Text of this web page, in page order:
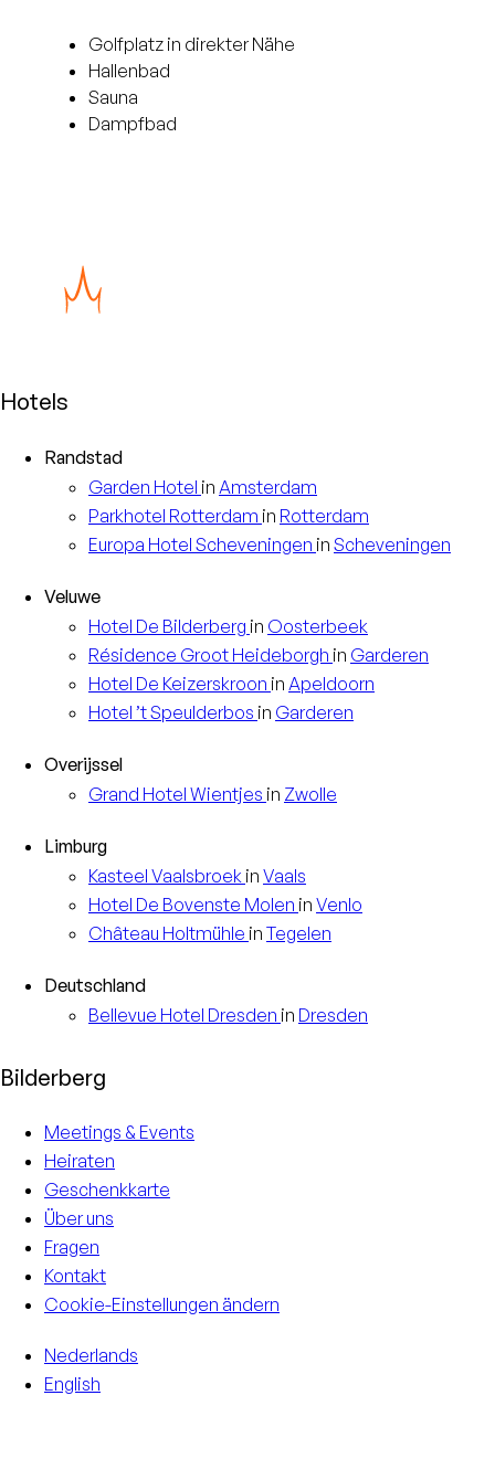
Golfplatz in direkter Nähe
Hallenbad
Sauna
Dampfbad
Hotels
Randstad
Garden Hotel in Amsterdam
Parkhotel Rotterdam in Rotterdam
Europa Hotel Scheveningen in Scheveningen
Veluwe
Hotel De Bilderberg in Oosterbeek
Résidence Groot Heideborgh in Garderen
Hotel De Keizerskroon in Apeldoorn
Hotel ’t Speulderbos in Garderen
Overijssel
Grand Hotel Wientjes in Zwolle
Limburg
Kasteel Vaalsbroek in Vaals
Hotel De Bovenste Molen in Venlo
Château Holtmühle in Tegelen
Deutschland
Bellevue Hotel Dresden in Dresden
Bilderberg
Meetings & Events
Heiraten
Geschenkkarte
Über uns
Fragen
Kontakt
Cookie-Einstellungen ändern
Nederlands
English